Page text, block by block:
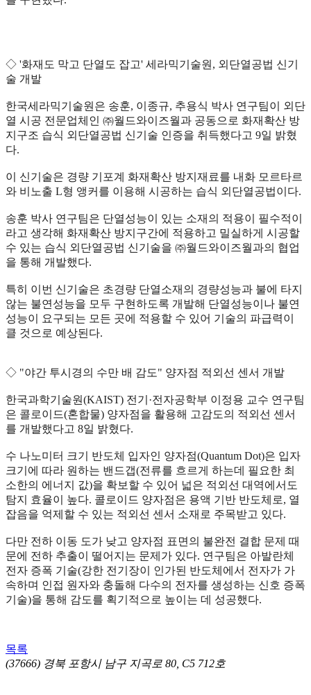
◇ '화재도 막고 단열도 잡고' 세라믹기술원, 외단열공법 신기
술 개발
한국세라믹기술원은 송훈, 이종규, 추용식 박사 연구팀이 외단
열 시공 전문업체인 ㈜월드와이즈월과 공동으로 화재확산 방
지구조 습식 외단열공법 신기술 인증을 취득했다고 9일 밝혔
다.
이 신기술은 경량 기포계 화재확산 방지재료를 내화 모르타르
와 비노출 L형 앵커를 이용해 시공하는 습식 외단열공법이다.
송훈 박사 연구팀은 단열성능이 있는 소재의 적용이 필수적이
라고 생각해 화재확산 방지구간에 적용하고 밀실하게 시공할
수 있는 습식 외단열공법 신기술을 ㈜월드와이즈월과의 협업
을 통해 개발했다.
특히 이번 신기술은 초경량 단열소재의 경량성능과 불에 타지
않는 불연성능을 모두 구현하도록 개발해 단열성능이나 불연
성능이 요구되는 모든 곳에 적용할 수 있어 기술의 파급력이
클 것으로 예상된다.
◇ "야간 투시경의 수만 배 감도" 양자점 적외선 센서 개발
한국과학기술원(KAIST) 전기·전자공학부 이정용 교수 연구팀
은 콜로이드(혼합물) 양자점을 활용해 고감도의 적외선 센서
를 개발했다고 8일 밝혔다.
수 나노미터 크기 반도체 입자인 양자점(Quantum Dot)은 입자
크기에 따라 원하는 밴드갭(전류를 흐르게 하는데 필요한 최
소한의 에너지 값)을 확보할 수 있어 넓은 적외선 대역에서도
탐지 효율이 높다. 콜로이드 양자점은 용액 기반 반도체로, 열
잡음을 억제할 수 있는 적외선 센서 소재로 주목받고 있다.
다만 전하 이동 도가 낮고 양자점 표면의 불완전 결합 문제 때
문에 전하 추출이 떨어지는 문제가 있다. 연구팀은 아발란체
전자 증폭 기술(강한 전기장이 인가된 반도체에서 전자가 가
속하며 인접 원자와 충돌해 다수의 전자를 생성하는 신호 증폭
기술)을 통해 감도를 획기적으로 높이는 데 성공했다.
목록
(37666) 경북 포항시 남구 지곡로 80, C5 712호